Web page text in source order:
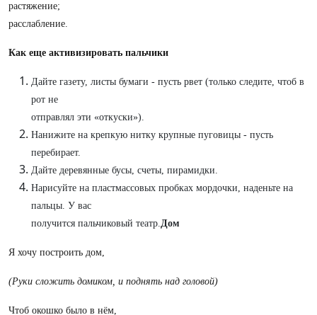
растяжение;
расслабление.
Как еще активизировать пальчики
Дайте газету, листы бумаги - пусть рвет (только следите, чтоб в
рот не
отправлял эти «откуски»).
Нанижите на крепкую нитку крупные пуговицы - пусть
перебирает.
Дайте деревянные бусы, счеты, пирамидки.
Нарисуйте на пластмассовых пробках мордочки, наденьте на
пальцы. У вас
получится пальчиковый театр.Дом
Я хочу построить дом,
(Руки сложить домиком, и поднять над головой)
Чтоб окошко было в нём,